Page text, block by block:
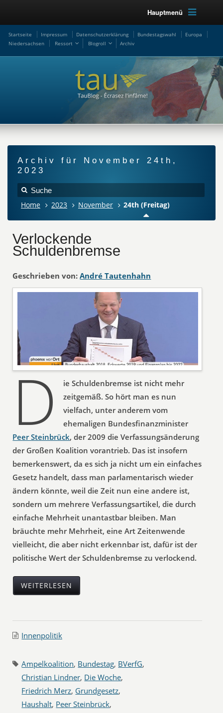
Hauptmenü
Startseite Impressum Datenschutzerklärung Bundestagswahl
Europa
Niedersachsen
Ressort Blogroll Archiv
Archiv für November 24th,
2023
Home 2023 November 24th (Freitag)
Verlockende
Schuldenbremse
Geschrieben von: André Tautenhahn
D
ie Schuldenbremse ist nicht mehr
zeitgemäß. So hört man es nun
vielfach, unter anderem vom
ehemaligen Bundesfinanzminister
Peer Steinbrück, der 2009 die Verfassungsänderung
der Großen Koalition vorantrieb. Das ist insofern
bemerkenswert, da es sich ja nicht um ein einfaches
Gesetz handelt, dass man parlamentarisch wieder
ändern könnte, weil die Zeit nun eine andere ist,
sondern um mehrere Verfassungsartikel, die durch
einfache Mehrheit unantastbar bleiben. Man
bräuchte mehr Mehrheit, eine Art Zeitenwende
vielleicht, die aber nicht erkennbar ist, dafür ist der
politische Wert der Schuldenbremse zu verlockend.
WEITERLESEN
Innenpolitik
Ampelkoalition, Bundestag, BVerfG,
Christian Lindner, Die Woche,
Friedrich Merz, Grundgesetz,
Haushalt, Peer Steinbrück,